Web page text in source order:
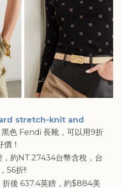
stretch-knit and
黑色 Fendi 長靴，可以用9折
！
約NT.27434台幣含稅，台
56折!!
折後 637.4英鎊，約$884美